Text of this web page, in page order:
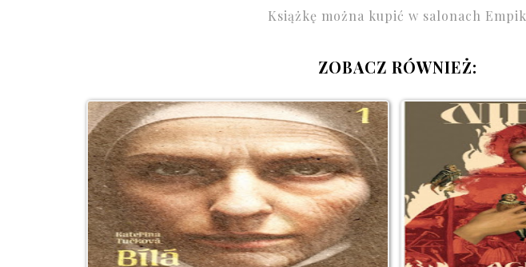
Książkę można kupić w salonach Empik
ZOBACZ RÓWNIEŻ: